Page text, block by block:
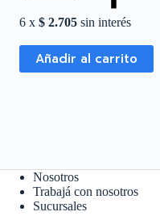
6 x $2.705sin interés
Añadir al carrito
Nosotros
Trabajá con nosotros
Sucursales